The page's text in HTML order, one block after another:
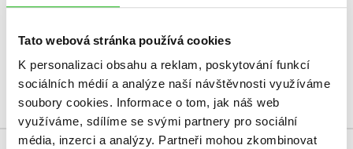
Tato webová stránka používá cookies
K personalizaci obsahu a reklam, poskytování funkcí
sociálních médií a analýze naší návštěvnosti využíváme
soubory cookies. Informace o tom, jak náš web
využíváme, sdílíme se svými partnery pro sociální
média, inzerci a analýzy. Partneři mohou zkombinovat
Uživatelskou recenzi mohou vkládat pouze registrovaní uživatelé
Přihlásit